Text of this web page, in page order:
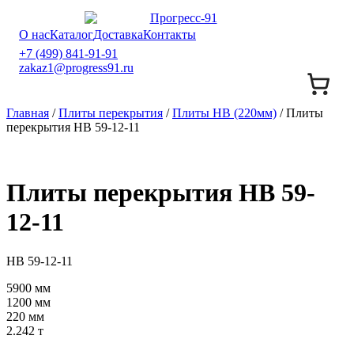
О насКаталогДоставкаКонтакты
+7 (499) 841-91-91
zakaz1@progress91.ru
Главная /Плиты перекрытия /Плиты НВ (220мм) / Плиты
перекрытия НВ 59-12-11
Плиты перекрытия НВ 59-
12-11
НВ 59-12-11
5900 мм
1200 мм
220 мм
2.242 т